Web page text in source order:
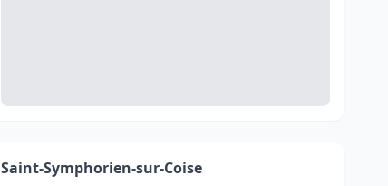
Saint-Symphorien-sur-Coise